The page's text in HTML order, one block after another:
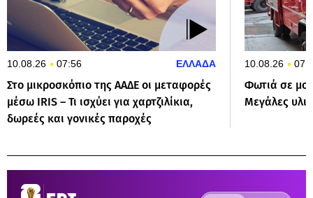
10.08.26 07:56 ΕΛΛΑΔΑ
Στο μικροσκόπιο της ΑΑΔΕ οι μεταφορές
μέσω IRIS – Τι ισχύει για χαρτζιλίκια,
δωρεές και γονικές παροχές
10.08.26
Φωτιά σε
Μεγάλες